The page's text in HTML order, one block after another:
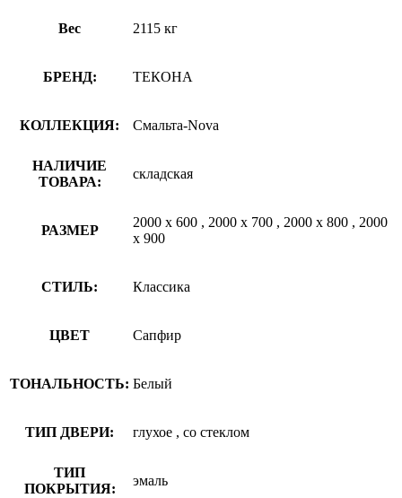
Вес 2115 кг
БРЕНД: ТЕКОНА
КОЛЛЕКЦИЯ: Смальта-Nova
НАЛИЧИЕ
ТОВАРА:
складская
РАЗМЕР
2000 х 600 , 2000 х 700 , 2000 х 800 , 2000
х 900
СТИЛЬ: Классика
ЦВЕТ Сапфир
ТОНАЛЬНОСТЬ: Белый
ТИП ДВЕРИ: глухое , со стеклом
ТИП
ПОКРЫТИЯ:
эмаль